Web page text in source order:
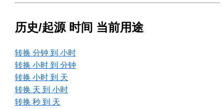
历史/起源 时间 当前用途
转换 分钟 到 小时
转换 小时 到 分钟
转换 小时 到 天
转换 天 到 小时
转换 秒 到 天